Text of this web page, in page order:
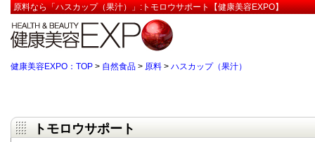
原料なら「ハスカップ（果汁）」:トモロウサポート【健康美容EXPO】
健康美容EXPO：TOP > 自然食品 > 原料 > ハスカップ（果汁）
トモロウサポート